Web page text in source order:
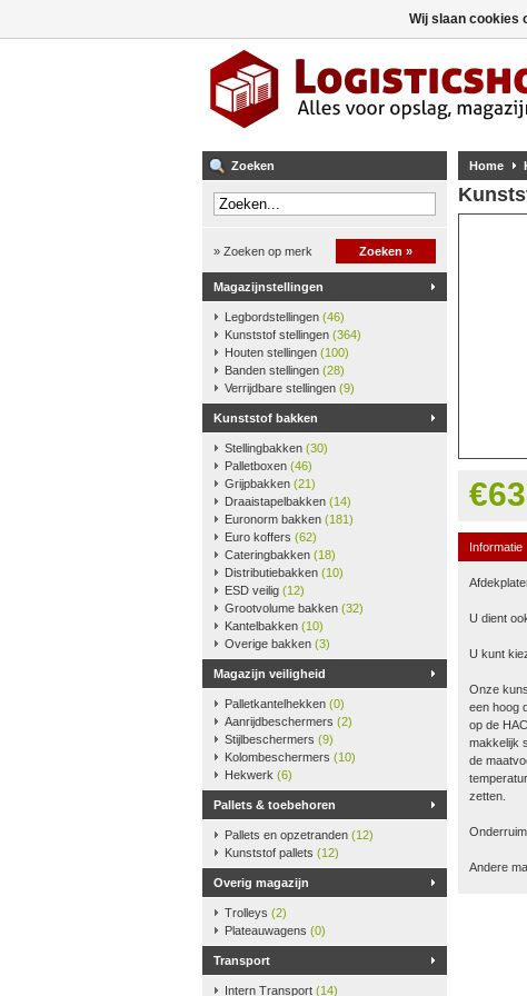
Zoeken
» Zoeken op merk Zoeken »
Magazijnstellingen
Legbordstellingen (46)
Kunststof stellingen (364)
Houten stellingen (100)
Banden stellingen (28)
Verrijdbare stellingen (9)
Kunststof bakken
Stellingbakken (30)
Palletboxen (46)
Grijpbakken (21)
Draaistapelbakken (14)
Euronorm bakken (181)
Euro koffers (62)
Cateringbakken (18)
Distributiebakken (10)
ESD veilig (12)
Grootvolume bakken (32)
Kantelbakken (10)
Overige bakken (3)
Magazijn veiligheid
Palletkantelhekken (0)
Aanrijdbeschermers (2)
Stijlbeschermers (9)
Kolombeschermers (10)
Hekwerk (6)
Pallets & toebehoren
Pallets en opzetranden (12)
Kunststof pallets (12)
Overig magazijn
Trolleys (2)
Plateauwagens (0)
Transport
Intern Transport (14)
Home
Informatie
U dient
U kunt
Onze
een hoog
op de
makkelijk
de
zetten.
Andere
Wij slaan cookies